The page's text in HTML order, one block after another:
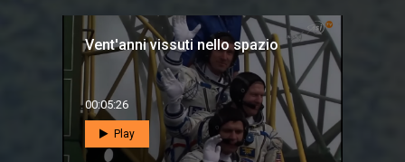
Vent'anni vissuti nello spazio
00:05:26
Play